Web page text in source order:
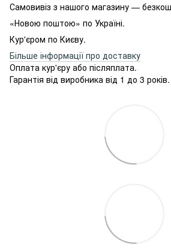
Самовивіз з нашого магазину —
«Новою поштою» по Україні.
Кур'єром по Києву.
Більше інформації про доставку
Оплата кур'єру або післяплата.
Гарантія від виробника від 1 до 3 років.